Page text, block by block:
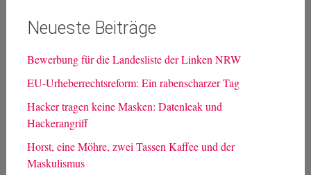
Suche
nach: